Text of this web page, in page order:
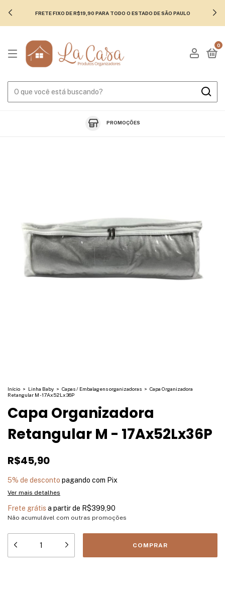
FRETE FIXO DE R$19,90 PARA TODO O ESTADO DE SÃO PAULO
0
PROMOÇÕES
Início > Linha Baby > Capas / Embalagens organizadoras > Capa Organizadora
Retangular M - 17Ax52Lx36P
Capa Organizadora
Retangular M - 17Ax52Lx36P
R$45,90
5% de desconto pagando com Pix
Ver mais detalhes
Frete grátis a partir de R$399,90
Não acumulável com outras promoções